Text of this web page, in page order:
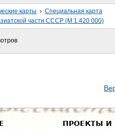
карты › Специальная карта
части СССР (М 1:420 000)
ПРОЕКТЫ И